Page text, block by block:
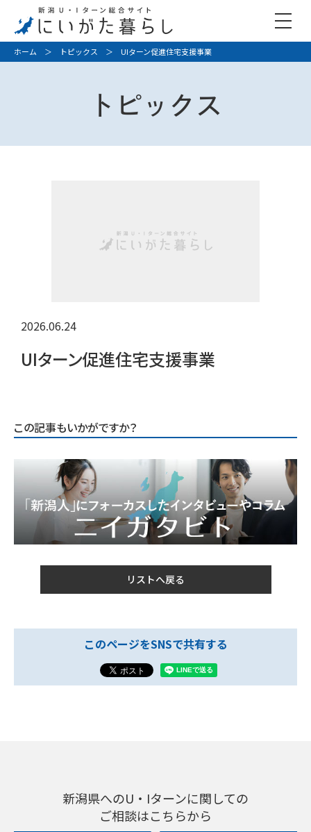
ホーム ＞ トピックス ＞ UIターン促進住宅支援事業
トピックス
2026.06.24
UIターン促進住宅支援事業
この記事もいかがですか？
リストへ戻る
このページをSNSで共有する
新潟県へのU・Iターンに関しての
ご相談はこちらから